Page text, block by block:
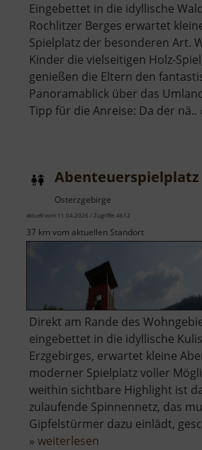
Eingebettet in die idyllische
Rochlitzer Berges erwartet
Spielplatz der besonderen Art.
Kinder die vielseitigen Holz-
genießen die Eltern den
Panoramablick über das
Tipp für die Anreise: Da der nä..
Osterzgebirge
aktuell vom 11.04.2026 / Zugriffe: 4612
37 km vom aktuellen Standort
Direkt am Rande des
eingebettet in die idyllische
Erzgebirges, erwartet kleine
moderner Spielplatz voller
weithin sichtbare Highlight ist
zulaufende Spinnennetz, das
Gipfelstürmer dazu einlädt,
» weiterlesen